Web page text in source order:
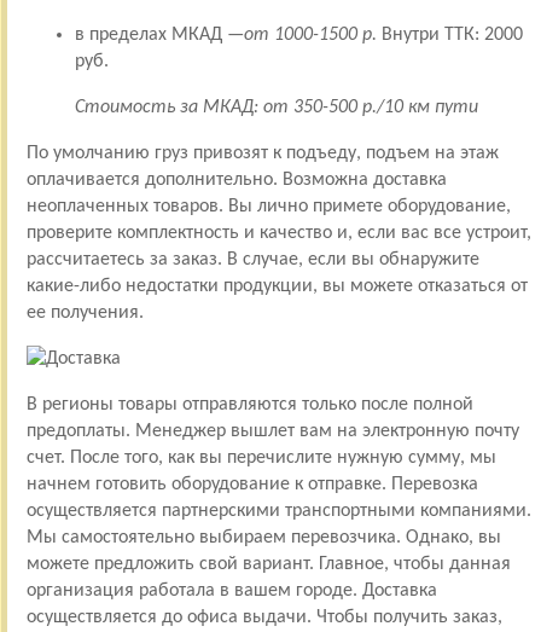
в пределах МКАД —от 1000-1500 р. Внутри ТТК: 2000
руб.
Стоимость за МКАД: от 350-500 р./10 км пути
По умолчанию груз привозят к подъеду, подъем на этаж
оплачивается дополнительно. Возможна доставка
неоплаченных товаров. Вы лично примете оборудование,
проверите комплектность и качество и, если вас все устроит,
рассчитаетесь за заказ. В случае, если вы обнаружите
какие-либо недостатки продукции, вы можете отказаться от
ее получения.
В регионы товары отправляются только после полной
предоплаты. Менеджер вышлет вам на электронную почту
счет. После того, как вы перечислите нужную сумму, мы
начнем готовить оборудование к отправке. Перевозка
осуществляется партнерскими транспортными компаниями.
Мы самостоятельно выбираем перевозчика. Однако, вы
можете предложить свой вариант. Главное, чтобы данная
организация работала в вашем городе. Доставка
осуществляется до офиса выдачи. Чтобы получить заказ,